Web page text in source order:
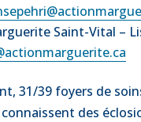
Saint-Vital –
31/39 foyers de
des